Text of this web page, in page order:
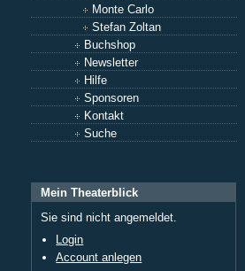
Monte Carlo
Stefan Zoltan
Buchshop
Newsletter
Hilfe
Sponsoren
Kontakt
Suche
Mein Theaterblick
Sie sind nicht angemeldet.
Login
Account anlegen